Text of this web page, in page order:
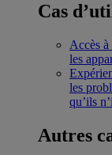
Cas
Accès à
les
les
qu’ils
Autres